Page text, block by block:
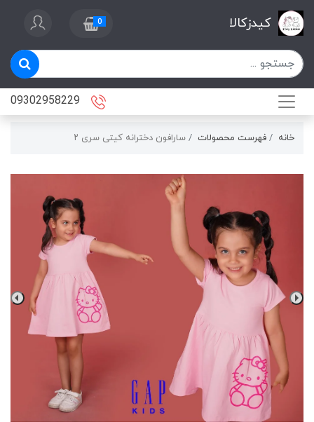
کیدزکالا 0
خانه فهرست محصولات سارافون دخترانه کیتی سری ۲